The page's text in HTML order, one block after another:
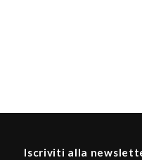
Iscriviti alla